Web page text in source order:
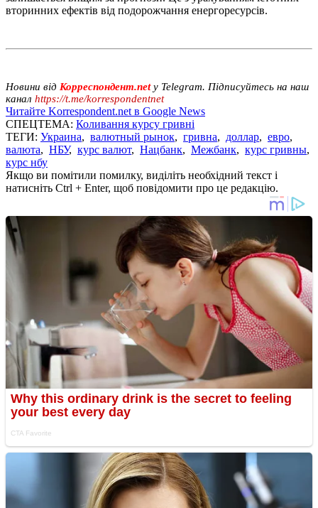
вторинних ефектів від подорожчання енергоресурсів.
Новини від Корреспондент.netу Telegram. Підписуйтесь на наш
канал https://t.me/korrespondentnet
Читайте Korrespondent.net в Google News
СПЕЦТЕМА: Коливання курсу гривні
ТЕГИ: Украина, валютный рынок, гривна, доллар, евро,
валюта, НБУ, курс валют, Нацбанк, Межбанк, курс гривны,
курс нбу
Якщо ви помітили помилку, виділіть необхідний текст і
натисніть Ctrl + Enter, щоб повідомити про це редакцію.